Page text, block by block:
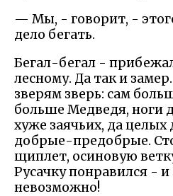
— Мы, - говорит, -
дело бегать.
Бегал-бегал -
лесному. Да так и
зверям зверь: сам
больше Медведя, ноги
хуже заячьих, да целых
добрые-предобрые.
щиплет, осиновую
Русачку понравился - и
невозможно!